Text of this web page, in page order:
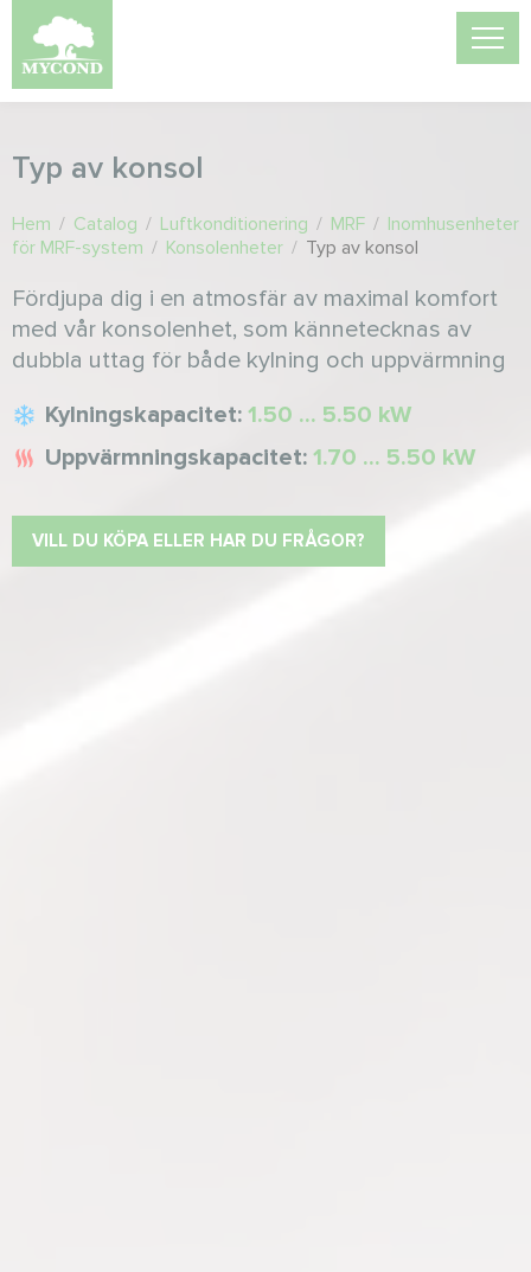
Typ av konsol
Hem / Catalog / Luftkonditionering / MRF / Inomhusenheter
för MRF-system / Konsolenheter / Typ av konsol
Fördjupa dig i en atmosfär av maximal komfort
med vår konsolenhet, som kännetecknas av
dubbla uttag för både kylning och uppvärmning
Kylningskapacitet: 1.50 ... 5.50 kW
Uppvärmningskapacitet: 1.70 ... 5.50 kW
VILL DU KÖPA ELLER HAR DU FRÅGOR?